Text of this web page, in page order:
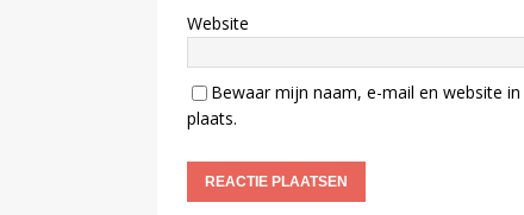
Website
Bewaar mijn naam, e-mail en website
plaats.